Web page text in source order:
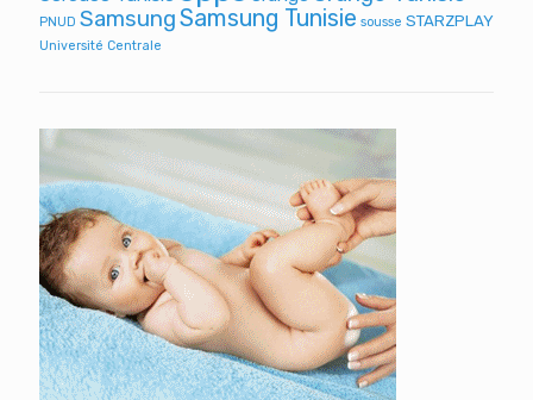
PNUD SamsungSamsung Tunisie sousse STARZPLAY
Université Centrale